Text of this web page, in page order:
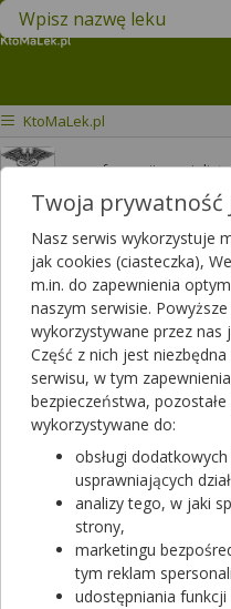
Znajdź lek w swojej okolicy
KtoMaLek.pl
mgr farmacji
Jakimiuk
Odpowiedzi
3820
Polecanych
114 Lista
APTEKA
Opole Lubelskie,
Wyświetl numer
Zamknięta,
(07:00 - 20:00)
Twoja prywatność
Nasz serwis wykorzystuje
jak cookies (ciasteczka),
m.in. do zapewnienia
naszym serwisie.
wykorzystywane przez nas
Część z nich jest
serwisu, w tym
bezpieczeństwa,
wykorzystywane do:
obsługi
usprawniających
analizy tego, w jaki
strony,
marketingu
tym reklam
udostępniania